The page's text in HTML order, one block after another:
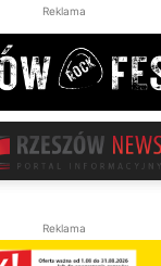
Reklama
Reklama